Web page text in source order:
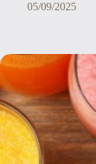
05/09/2025